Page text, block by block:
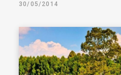
30/05/2014